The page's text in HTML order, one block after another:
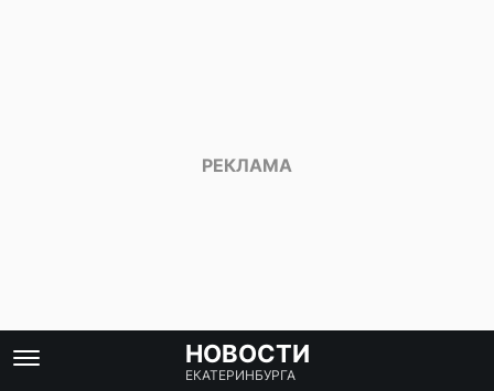
НОВОСТИ
ЕКАТЕРИНБУРГА